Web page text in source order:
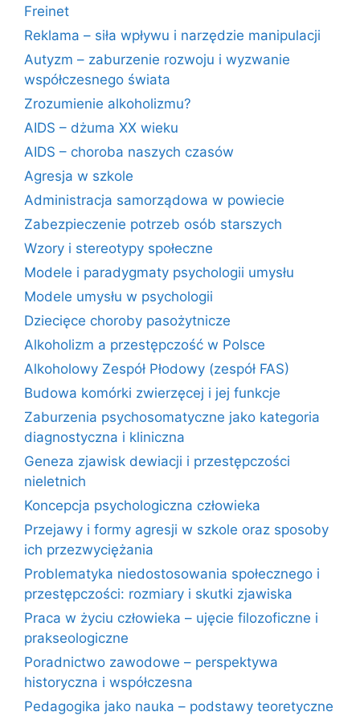
Freinet
Reklama – siła wpływu i narzędzie manipulacji
Autyzm – zaburzenie rozwoju i wyzwanie
współczesnego świata
Zrozumienie alkoholizmu?
AIDS – dżuma XX wieku
AIDS – choroba naszych czasów
Agresja w szkole
Administracja samorządowa w powiecie
Zabezpieczenie potrzeb osób starszych
Wzory i stereotypy społeczne
Modele i paradygmaty psychologii umysłu
Modele umysłu w psychologii
Dziecięce choroby pasożytnicze
Alkoholizm a przestępczość w Polsce
Alkoholowy Zespół Płodowy (zespół FAS)
Budowa komórki zwierzęcej i jej funkcje
Zaburzenia psychosomatyczne jako kategoria
diagnostyczna i kliniczna
Geneza zjawisk dewiacji i przestępczości
nieletnich
Koncepcja psychologiczna człowieka
Przejawy i formy agresji w szkole oraz sposoby
ich przezwyciężania
Problematyka niedostosowania społecznego i
przestępczości: rozmiary i skutki zjawiska
Praca w życiu człowieka – ujęcie filozoficzne i
prakseologiczne
Poradnictwo zawodowe – perspektywa
historyczna i współczesna
Pedagogika jako nauka – podstawy teoretyczne